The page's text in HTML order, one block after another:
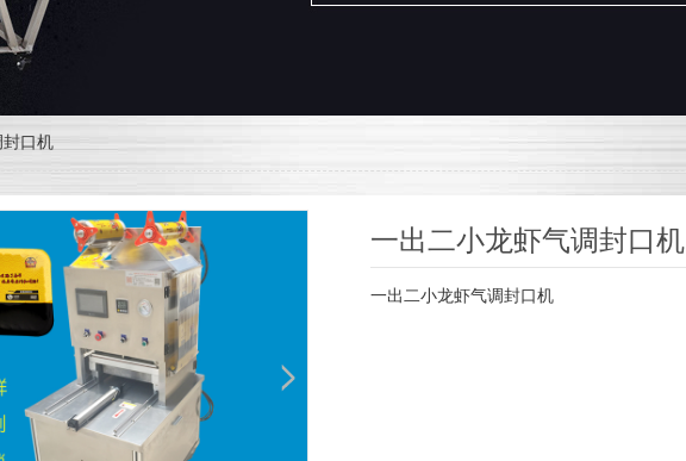
口机
一出二小龙虾气调封口机
一出二小龙虾气调封口机